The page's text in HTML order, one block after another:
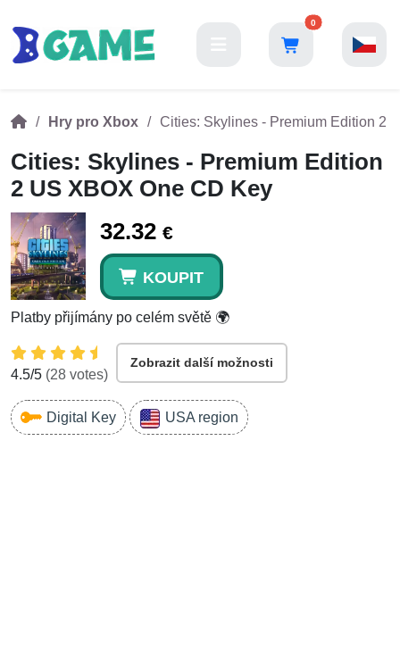
0
Hry pro Xbox Cities: Skylines - Premium Edition 2
Cities: Skylines - Premium Edition
2 US XBOX One CD Key
32.32 €
KOUPIT
Platby přijímány po celém světě 🌍
4.5/5 (28 votes)
Zobrazit další možnosti
Digital Key USA region